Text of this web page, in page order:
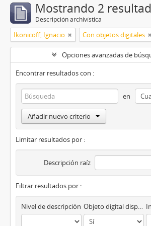
Mostrando 2
Descripción archivística
Ikonicoff, Ignacio Con objetos digitales
Opciones avanzadas de
Encontrar resultados con :
en
Añadir nuevo criterio
Limitar resultados por :
Descripción raíz
Filtrar resultados por :
Nivel de descripción Objeto digital disponibles